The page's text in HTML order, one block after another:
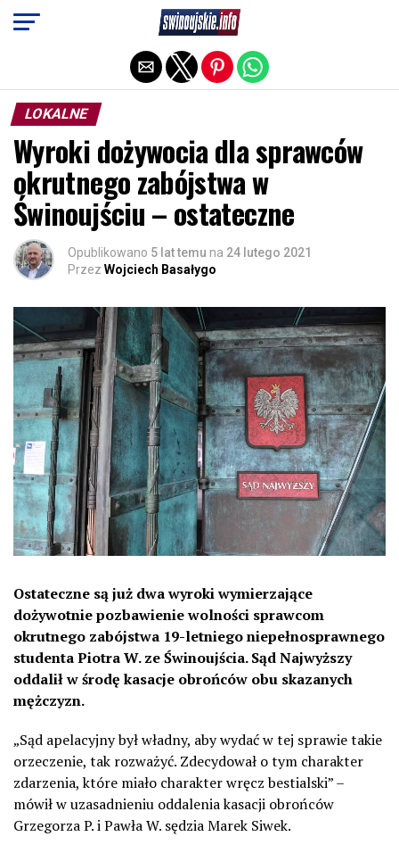
LOKALNE
Wyroki dożywocia dla sprawców
okrutnego zabójstwa w
Świnoujściu – ostateczne
Opublikowano 5 lat temu na 24 lutego 2021
Przez Wojciech Basałygo
Ostateczne są już dwa wyroki wymierzające
dożywotnie pozbawienie wolności sprawcom
okrutnego zabójstwa 19-letniego niepełnosprawnego
studenta Piotra W. ze Świnoujścia. Sąd Najwyższy
oddalił w środę kasacje obrońców obu skazanych
mężczyzn.
„Sąd apelacyjny był władny, aby wydać w tej sprawie takie
orzeczenie, tak rozważyć. Zdecydował o tym charakter
zdarzenia, które miało charakter wręcz bestialski” –
mówił w uzasadnieniu oddalenia kasacji obrońców
Grzegorza P. i Pawła W. sędzia Marek Siwek.
Exit mobile version